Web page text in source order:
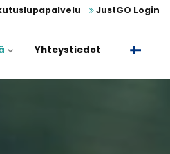
JustGO Login
Yhteystiedot